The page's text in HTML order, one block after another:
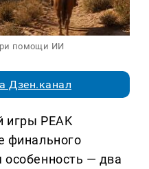
помощи ИИ
Дзен.канал
игры PEAK
финального
— два